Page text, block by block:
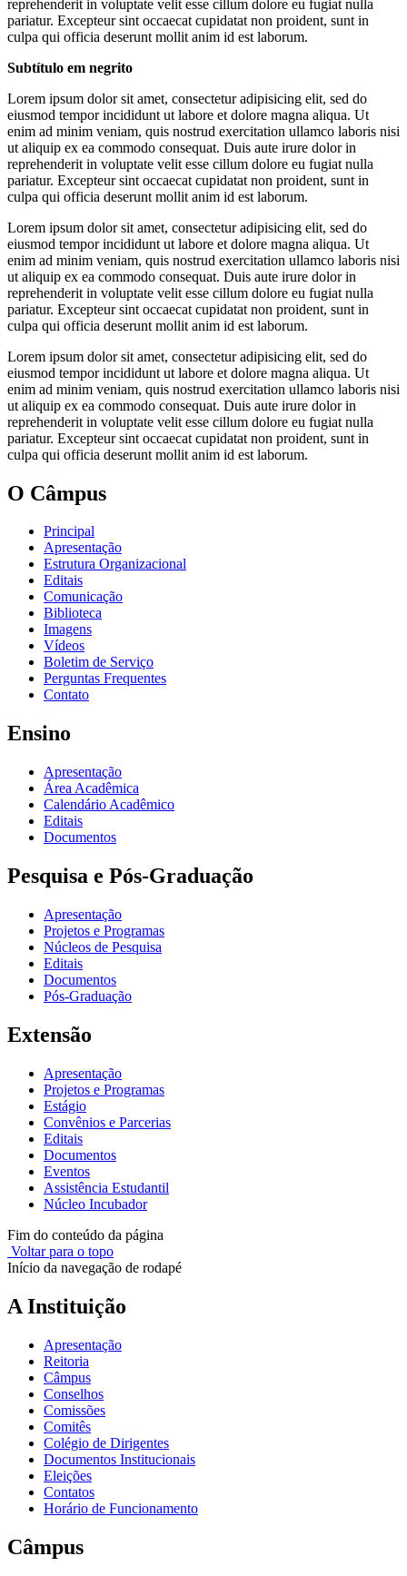
reprehenderit in voluptate velit esse cillum dolore eu fugiat nulla
pariatur. Excepteur sint occaecat cupidatat non proident, sunt in
culpa qui officia deserunt mollit anim id est laborum.
Subtítulo em negrito
Lorem ipsum dolor sit amet, consectetur adipisicing elit, sed do
eiusmod tempor incididunt ut labore et dolore magna aliqua. Ut
enim ad minim veniam, quis nostrud exercitation ullamco laboris nisi
ut aliquip ex ea commodo consequat. Duis aute irure dolor in
reprehenderit in voluptate velit esse cillum dolore eu fugiat nulla
pariatur. Excepteur sint occaecat cupidatat non proident, sunt in
culpa qui officia deserunt mollit anim id est laborum.
Lorem ipsum dolor sit amet, consectetur adipisicing elit, sed do
eiusmod tempor incididunt ut labore et dolore magna aliqua. Ut
enim ad minim veniam, quis nostrud exercitation ullamco laboris nisi
ut aliquip ex ea commodo consequat. Duis aute irure dolor in
reprehenderit in voluptate velit esse cillum dolore eu fugiat nulla
pariatur. Excepteur sint occaecat cupidatat non proident, sunt in
culpa qui officia deserunt mollit anim id est laborum.
Lorem ipsum dolor sit amet, consectetur adipisicing elit, sed do
eiusmod tempor incididunt ut labore et dolore magna aliqua. Ut
enim ad minim veniam, quis nostrud exercitation ullamco laboris nisi
ut aliquip ex ea commodo consequat. Duis aute irure dolor in
reprehenderit in voluptate velit esse cillum dolore eu fugiat nulla
pariatur. Excepteur sint occaecat cupidatat non proident, sunt in
culpa qui officia deserunt mollit anim id est laborum.
O Câmpus
Principal
Apresentação
Estrutura Organizacional
Editais
Comunicação
Biblioteca
Imagens
Vídeos
Boletim de Serviço
Perguntas Frequentes
Contato
Ensino
Apresentação
Área Acadêmica
Calendário Acadêmico
Editais
Documentos
Pesquisa e Pós-Graduação
Apresentação
Projetos e Programas
Núcleos de Pesquisa
Editais
Documentos
Pós-Graduação
Extensão
Apresentação
Projetos e Programas
Estágio
Convênios e Parcerias
Editais
Documentos
Eventos
Assistência Estudantil
Núcleo Incubador
Fim do conteúdo da página
Voltar para o topo
Início da navegação de rodapé
A Instituição
Apresentação
Reitoria
Câmpus
Conselhos
Comissões
Comitês
Colégio de Dirigentes
Documentos Institucionais
Eleições
Contatos
Horário de Funcionamento
Câmpus